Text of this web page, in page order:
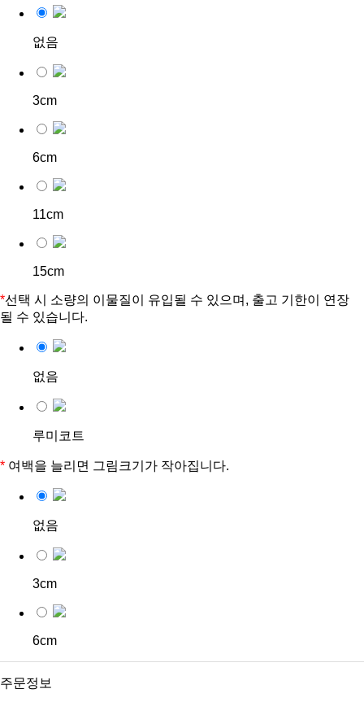
없음
3cm
6cm
11cm
15cm
*선택 시 소량의 이물질이 유입될 수 있으며, 출고 기한이 연장
될 수 있습니다.
없음
루미코트
* 여백을 늘리면 그림크기가 작아집니다.
없음
3cm
6cm
주문정보